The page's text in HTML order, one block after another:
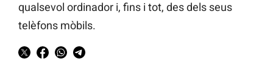
qualsevol ordinador i, fins i tot, des dels seus
telèfons mòbils.